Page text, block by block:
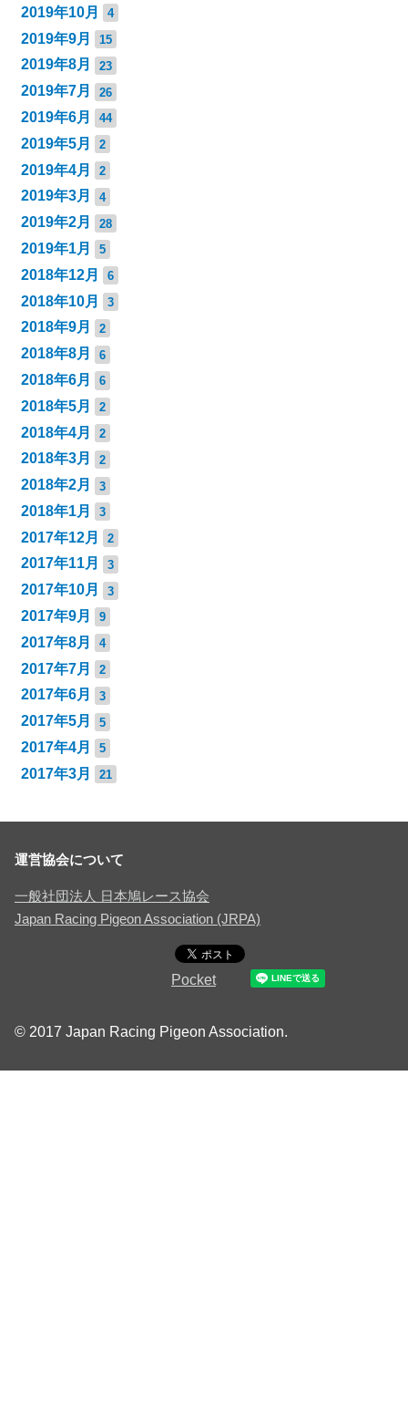
2019年10月 4
2019年9月 15
2019年8月 23
2019年7月 26
2019年6月 44
2019年5月 2
2019年4月 2
2019年3月 4
2019年2月 28
2019年1月 5
2018年12月 6
2018年10月 3
2018年9月 2
2018年8月 6
2018年6月 6
2018年5月 2
2018年4月 2
2018年3月 2
2018年2月 3
2018年1月 3
2017年12月 2
2017年11月 3
2017年10月 3
2017年9月 9
2017年8月 4
2017年7月 2
2017年6月 3
2017年5月 5
2017年4月 5
2017年3月 21
運営協会について
一般社団法人 日本鳩レース協会
Japan Racing Pigeon Association (JRPA)
Pocket
© 2017 Japan Racing Pigeon Association.